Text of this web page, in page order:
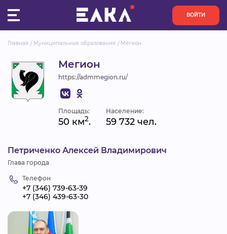
ВОЙТИ
КОНКУРСЫ
ОРГАНИЗАЦИИ
ПРОЕКТЫ
АНАЛИТИКА
БАЗА ЗНАНИЙ
Главная Муниципальные образования Мегион
Мегион
https://admmegion.ru/
Площадь:
50 км2.
Население:
59 732 чел.
Петриченко Алексей Владимирович
Глава города
Телефон
+7 (346) 739-63-39
+7 (346) 439-63-30